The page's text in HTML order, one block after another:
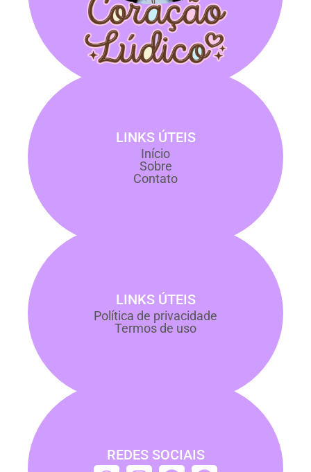
LINKS ÚTEIS
Início
Sobre
Contato
LINKS ÚTEIS
Política de privacidade
Termos de uso
REDES SOCIAIS